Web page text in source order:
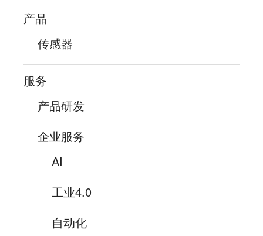
产品
传感器
服务
产品研发
企业服务
AI
工业4.0
自动化